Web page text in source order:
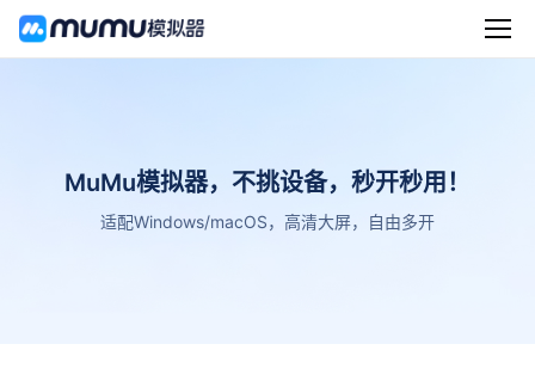
MuMu模拟器，不挑设备，秒开秒用！
适配Windows/macOS，高清大屏，自由多开